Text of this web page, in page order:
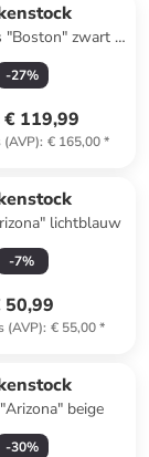
"Boston" zwart -
S
-27%
€ 119,99
: € 165,00*
lichtblauw
-7%
50,99
(AVP): € 55,00*
beige
-30%